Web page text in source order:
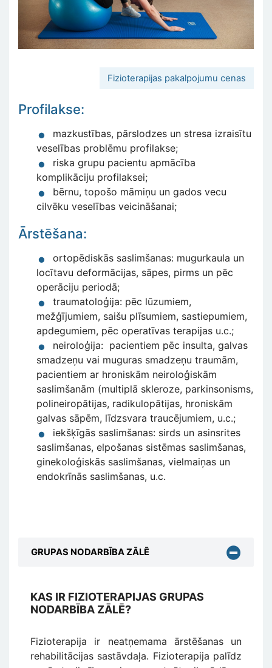
Fizioterapijas pakalpojumu cenas
Profilakse:
mazkustības, pārslodzes un stresa izraisītu
veselības problēmu profilakse;
riska grupu pacientu apmācība
komplikāciju profilaksei;
bērnu, topošo māmiņu un gados vecu
cilvēku veselības veicināšanai;
Ārstēšana:
ortopēdiskās saslimšanas: mugurkaula un
locītavu deformācijas, sāpes, pirms un pēc
operāciju periodā;
traumatoloģija: pēc lūzumiem,
mežģījumiem, saišu plīsumiem, sastiepumiem,
apdegumiem, pēc operatīvas terapijas u.c.;
neiroloģija: pacientiem pēc insulta, galvas
smadzeņu vai muguras smadzeņu traumām,
pacientiem ar hroniskām neiroloģiskām
saslimšanām (multiplā skleroze, parkinsonisms,
polineiropātijas, radikulopātijas, hroniskām
galvas sāpēm, līdzsvara traucējumiem, u.c.;
iekšķīgās saslimšanas: sirds un asinsrites
saslimšanas, elpošanas sistēmas saslimšanas,
ginekoloģiskās saslimšanas, vielmaiņas un
endokrīnās saslimšanas, u.c.
GRUPAS NODARBĪBA ZĀLĒ
KAS IR FIZIOTERAPIJAS GRUPAS
NODARBĪBA ZĀLĒ?
Fizioterapija ir neatņemama ārstēšanas un
rehabilitācijas sastāvdaļa. Fizioterapija palīdz